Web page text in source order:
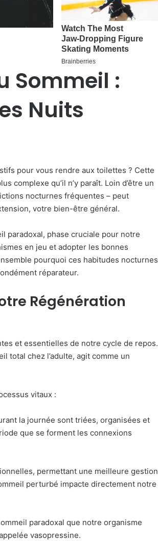
Sommeil :
Nuits
pour vous rendre aux toilettes ? Cette
complexe qu’il n’y paraît. Loin d’être un
nocturnes fréquentes – peut
votre bien-être général.
paradoxal, phase cruciale pour notre
en jeu et adopter les bonnes
pourquoi ces habitudes nocturnes
réparateur.
Régénération
et essentielles de notre cycle de repos.
total chez l’adulte, agit comme un
vitaux :
la journée sont triées, organisées et
que se forment les connexions
permettant une meilleure gestion
perturbé impacte directement notre
paradoxal que notre organisme
vasopressine.